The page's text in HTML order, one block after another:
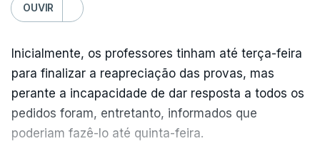
OUVIR
Inicialmente, os professores tinham até terça-feira
para finalizar a reapreciação das provas, mas
perante a incapacidade de dar resposta a todos os
pedidos foram, entretanto, informados que
poderiam fazê-lo até quinta-feira.